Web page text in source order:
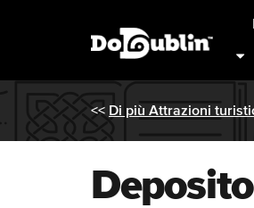
<< Di più Attrazioni